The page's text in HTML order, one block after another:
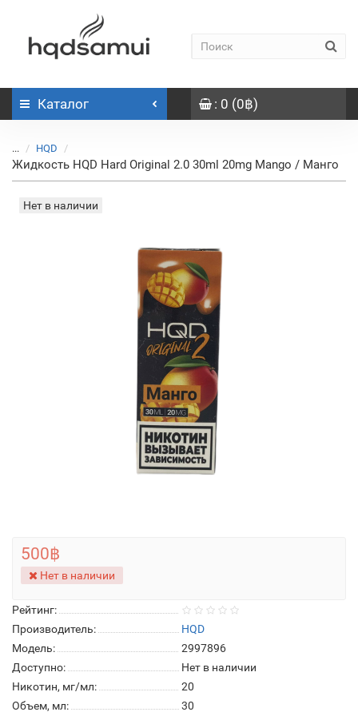
Каталог : 0 (0฿)
... HQD
Жидкость HQD Hard Original 2.0 30ml 20mg Mango / Манго
Нет в наличии
Рейтинг:
Производитель:
HQD
Модель:
2997896
Доступно:
Нет в наличии
Никотин, мг/мл:
20
Объем, мл:
30
500฿
Нет в наличии